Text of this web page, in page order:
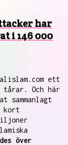
har
i 146 000
ett
tårar. Och här
sammanlagt
kort
över